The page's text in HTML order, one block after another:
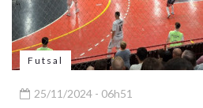
Futsal
25/11/2024 - 06h51